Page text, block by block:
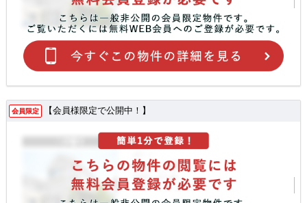
会員限定 【会員様限定で公開中！】